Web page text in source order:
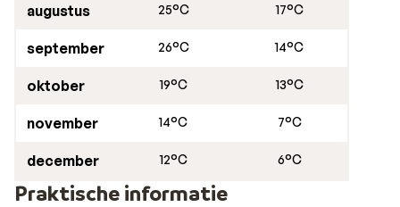
augustus 25°C 17°C
september 26°C 14°C
oktober 19°C 13°C
november 14°C 7°C
december 12°C 6°C
Praktische informatie